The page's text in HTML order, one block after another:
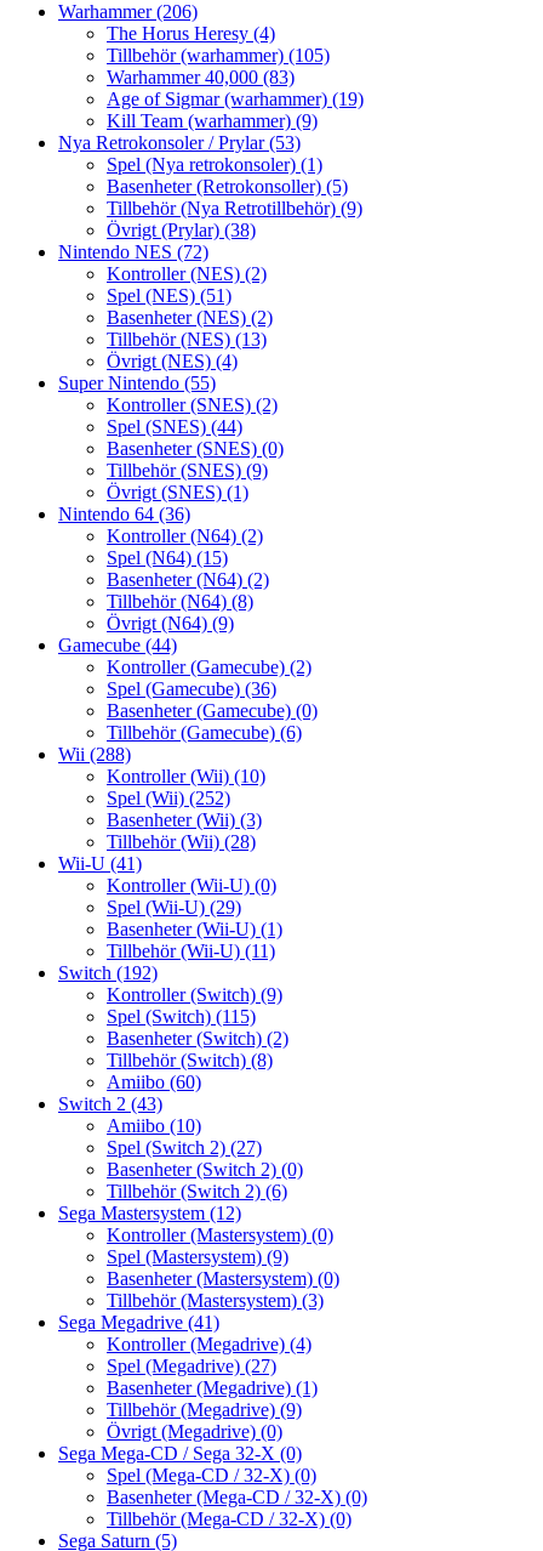
Warhammer(206)
The Horus Heresy (4)
Tillbehör (warhammer) (105)
Warhammer 40,000 (83)
Age of Sigmar (warhammer) (19)
Kill Team (warhammer) (9)
Nya Retrokonsoler / Prylar(53)
Spel (Nya retrokonsoler) (1)
Basenheter (Retrokonsoller) (5)
Tillbehör (Nya Retrotillbehör) (9)
Övrigt (Prylar) (38)
Nintendo NES (72)
Kontroller (NES) (2)
Spel (NES) (51)
Basenheter (NES) (2)
Tillbehör (NES) (13)
Övrigt (NES) (4)
Super Nintendo (55)
Kontroller (SNES) (2)
Spel (SNES) (44)
Basenheter (SNES) (0)
Tillbehör (SNES) (9)
Övrigt (SNES) (1)
Nintendo 64 (36)
Kontroller (N64) (2)
Spel (N64) (15)
Basenheter (N64) (2)
Tillbehör (N64) (8)
Övrigt (N64) (9)
Gamecube (44)
Kontroller (Gamecube) (2)
Spel (Gamecube) (36)
Basenheter (Gamecube) (0)
Tillbehör (Gamecube) (6)
Wii (288)
Kontroller (Wii) (10)
Spel (Wii) (252)
Basenheter (Wii) (3)
Tillbehör (Wii) (28)
Wii-U (41)
Kontroller (Wii-U) (0)
Spel (Wii-U) (29)
Basenheter (Wii-U) (1)
Tillbehör (Wii-U) (11)
Switch (192)
Kontroller (Switch) (9)
Spel (Switch) (115)
Basenheter (Switch) (2)
Tillbehör (Switch) (8)
Amiibo (60)
Switch 2 (43)
Amiibo (10)
Spel (Switch 2) (27)
Basenheter (Switch 2) (0)
Tillbehör (Switch 2) (6)
Sega Mastersystem (12)
Kontroller (Mastersystem) (0)
Spel (Mastersystem) (9)
Basenheter (Mastersystem) (0)
Tillbehör (Mastersystem) (3)
Sega Megadrive (41)
Kontroller (Megadrive) (4)
Spel (Megadrive) (27)
Basenheter (Megadrive) (1)
Tillbehör (Megadrive) (9)
Övrigt (Megadrive) (0)
Sega Mega-CD / Sega 32-X (0)
Spel (Mega-CD / 32-X) (0)
Basenheter (Mega-CD / 32-X) (0)
Tillbehör (Mega-CD / 32-X) (0)
Sega Saturn (5)